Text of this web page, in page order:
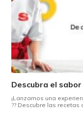
¡Lanzamos una
?? Descubre las recetas